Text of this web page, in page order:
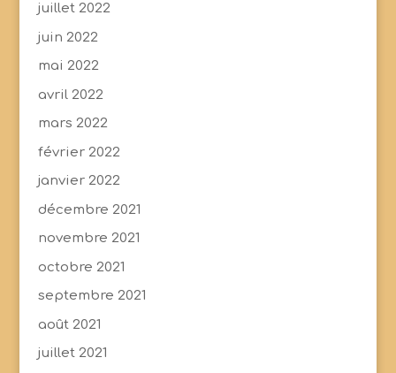
juillet 2022
juin 2022
mai 2022
avril 2022
mars 2022
février 2022
janvier 2022
décembre 2021
novembre 2021
octobre 2021
septembre 2021
août 2021
juillet 2021